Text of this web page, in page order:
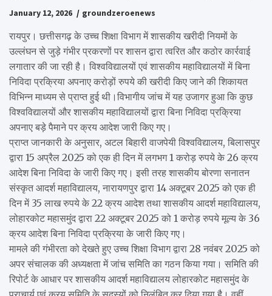
January 12, 2026 groundzeroenews
रायपुर। छत्तीसगढ़ के उच्च शिक्षा विभाग में शासकीय खरीदी नियमों के
उल्लंघन से जुड़े गंभीर प्रकरणों पर शासन द्वारा त्वरित और कठोर कार्रवाई
लगातार की जा रही है। विश्वविद्यालयों एवं शासकीय महाविद्यालयों में बिना
निविदा प्रक्रिया अपनाए करोड़ों रुपये की खरीदी किए जाने की शिकायत
विभिन्न माध्यम से प्राप्त हुई थी।विभागीय जांच में यह उजागर हुआ कि कुछ
विश्वविद्यालयों और शासकीय महाविद्यालयों द्वारा बिना निविदा प्रक्रिया
अपनाए बड़े पैमाने पर क्रय आदेश जारी किए गए।
प्राप्त जानकारी के अनुसार, अटल बिहारी वाजपेयी विश्वविद्यालय, बिलासपुर
द्वारा 15 अप्रैल 2025 को एक ही दिन में लगभग 1 करोड़ रुपये के 26 क्रय
आदेश बिना निविदा के जारी किए गए। इसी तरह शासकीय बोरणा सनातन
संस्कृत आदर्श महाविद्यालय, नारायणपुर द्वारा 14 अक्टूबर 2025 को एक ही
दिन में 35 लाख रुपये के 22 क्रय आदेश तथा शासकीय आदर्श महाविद्यालय,
लोहारकोट महासमुंद द्वारा 22 अक्टूबर 2025 को 1 करोड़ रुपये मूल्य के 36
क्रय आदेश बिना निविदा प्रक्रिया के जारी किए गए।
मामले की गंभीरता को देखते हुए उच्च शिक्षा विभाग द्वारा 28 नवंबर 2025 को
अपर संचालक की अध्यक्षता में जांच समिति का गठन किया गया। समिति की
रिपोर्ट के आधार पर शासकीय आदर्श महाविद्यालय लोहारकोट महासमुंद के